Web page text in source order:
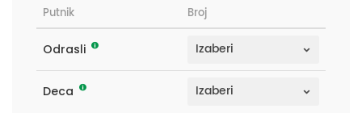
Putnik Broj
Odrasli
Deca